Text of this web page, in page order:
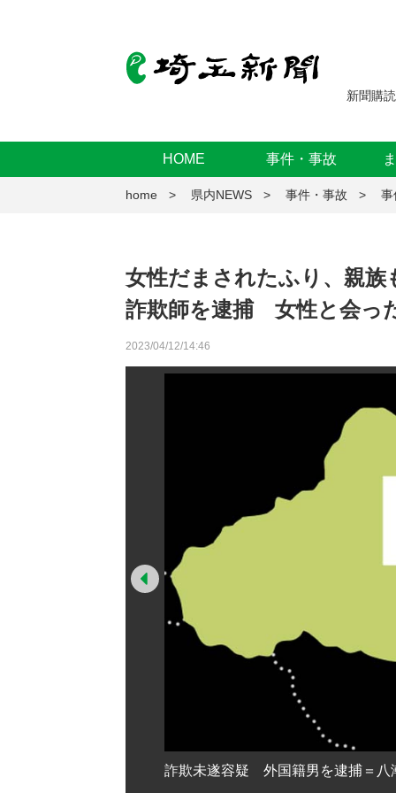
新聞購読
HOME 事件・事故
home 県内NEWS 事件・事故 事
女性だまされたふり、親
詐欺師を逮捕 女性と会っ
2023/04/12/14:46
詐欺未遂容疑 外国籍男を逮捕＝八
Prev